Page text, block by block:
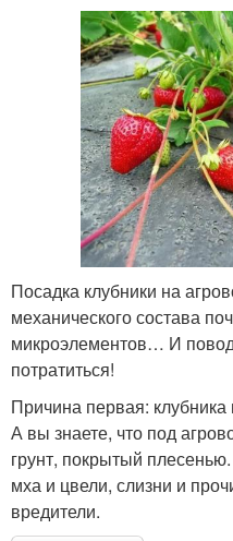
Посадка клубники на
механического состава
микроэлементов… И
потратиться!
Причина первая: клубника
А вы знаете, что под
грунт, покрытый
мха и цвели, слизни и
вредители.